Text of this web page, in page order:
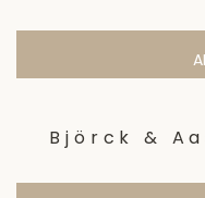
Björck &